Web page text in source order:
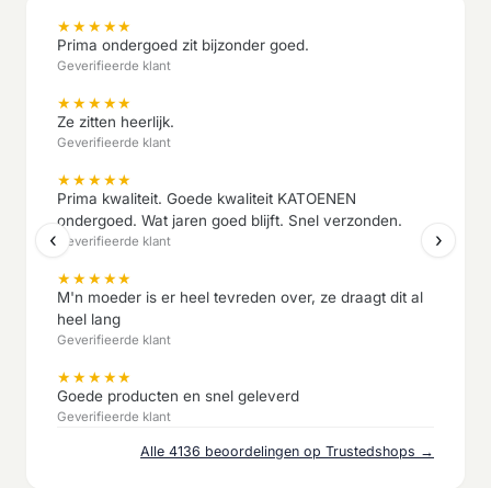
★★★★★
Prima ondergoed zit bijzonder goed.
Geverifieerde klant
★★★★★
Ze zitten heerlijk.
Geverifieerde klant
★★★★★
Prima kwaliteit. Goede kwaliteit KATOENEN
ondergoed. Wat jaren goed blijft. Snel verzonden.
Geverifieerde klant
★★★★★
M'n moeder is er heel tevreden over, ze draagt dit al
heel lang
Geverifieerde klant
★★★★★
Goede producten en snel geleverd
Geverifieerde klant
‹ ›
Alle 4136 beoordelingen op Trustedshops →